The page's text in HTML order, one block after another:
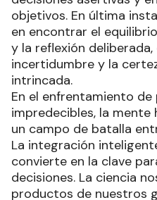
objetivos. En última
en encontrar el
y la reflexión
incertidumbre y la
intrincada.
En el enfrentamiento
impredecibles, la mente
un campo de batalla
La integración
convierte en la clave
decisiones. La ciencia
productos de nuestros